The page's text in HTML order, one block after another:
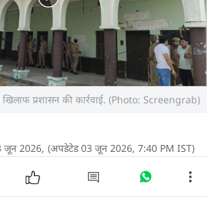
प्रशासन की कार्रवाई. (Photo: Screengrab)
जून 2026, (अपडेटेड 03 जून 2026, 7:40 PM IST)